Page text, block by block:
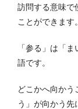
訪問する意味で
ことができます。
「参る」は「
語です。
どこかへ向かう
う」が向かう先